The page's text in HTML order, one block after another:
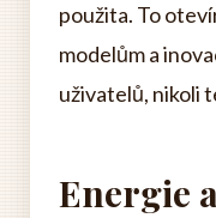
použita. To
modelům a
uživatelů, nikoli
Energie